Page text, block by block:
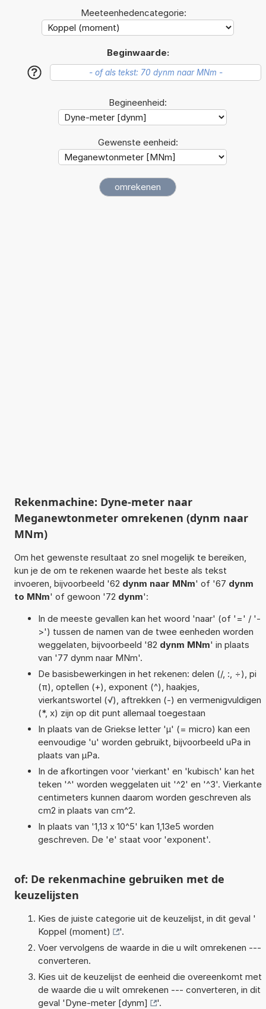
Meeteenhedencategorie:
Beginwaarde:
?
Begineenheid:
Gewenste eenheid:
Rekenmachine: Dyne-meter naar
Meganewtonmeter omrekenen (dynm naar
MNm)
Om het gewenste resultaat zo snel mogelijk te bereiken,
kun je de om te rekenen waarde het beste als tekst
invoeren, bijvoorbeeld '62 dynm naar MNm' of '67 dynm
to MNm' of gewoon '72 dynm':
In de meeste gevallen kan het woord 'naar' (of '=' / '-
>') tussen de namen van de twee eenheden worden
weggelaten, bijvoorbeeld '82 dynm MNm' in plaats
van '77 dynm naar MNm'.
De basisbewerkingen in het rekenen: delen (/, :, ÷), pi
(π), optellen (+), exponent (^), haakjes,
vierkantswortel (√), aftrekken (-) en vermenigvuldigen
(*, x) zijn op dit punt allemaal toegestaan
In plaats van de Griekse letter 'µ' (= micro) kan een
eenvoudige 'u' worden gebruikt, bijvoorbeeld uPa in
plaats van µPa.
In de afkortingen voor 'vierkant' en 'kubisch' kan het
teken '^' worden weggelaten uit '^2' en '^3'. Vierkante
centimeters kunnen daarom worden geschreven als
cm2 in plaats van cm^2.
In plaats van '1,13 x 10^5' kan 1,13e5 worden
geschreven. De 'e' staat voor 'exponent'.
of: De rekenmachine gebruiken met de
keuzelijsten
Kies de juiste categorie uit de keuzelijst, in dit geval '
Koppel (moment)
'.
Voer vervolgens de waarde in die u wilt omrekenen ---
converteren.
Kies uit de keuzelijst de eenheid die overeenkomt met
de waarde die u wilt omrekenen --- converteren, in dit
geval 'Dyne-meter [dynm]
'.